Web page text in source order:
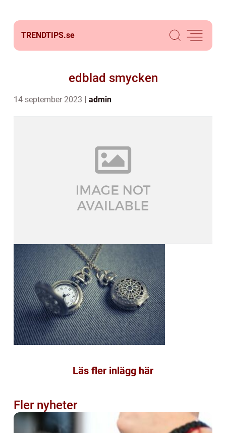
TRENDTIPS.se
edblad smycken
14 september 2023 admin
Läs fler inlägg här
Fler nyheter